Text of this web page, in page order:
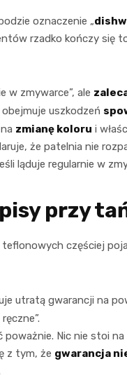
oznaczenie „
rzadko kończy się
w zmywarce”, ale
uszkodzeń
zmianę koloru i
że patelnia nie
ląduje regularnie w
przy
częściej
utratą gwarancji na
Nic nie stoi
z tym, że gwarancja